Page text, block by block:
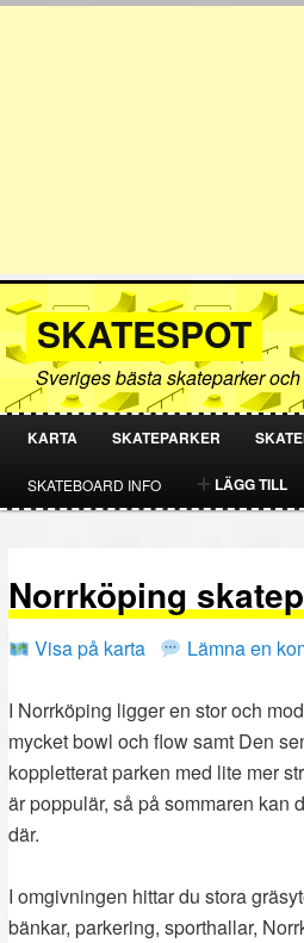
SKATESPOT
Sveriges bästa skateparker
HOPPA
TILL
INNEHÅLL
HOPPA
TILL
INNEHÅLL
KARTA SKATEPARKER
SKATEBOARD INFO LÄGG TILL
Norrköping
Visa på karta Lämna en
I Norrköping ligger en stor och
mycket bowl och flow samt Den
koppletterat parken med lite mer
är poppulär, så på sommaren kan
där.
I omgivningen hittar du stora
bänkar, parkering, sporthallar,